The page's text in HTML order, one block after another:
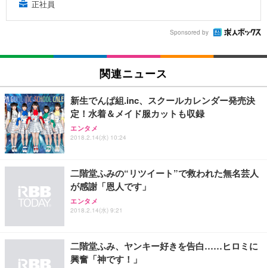
正社員
Sponsored by
関連ニュース
新生でんぱ組.inc、スクールカレンダー発売決
定！水着＆メイド服カットも収録
エンタメ
2018.2.14(水) 10:24
二階堂ふみの“リツイート”で救われた無名芸人
が感謝「恩人です」
エンタメ
2018.2.14(水) 9:21
二階堂ふみ、ヤンキー好きを告白……ヒロミに
興奮「神です！」